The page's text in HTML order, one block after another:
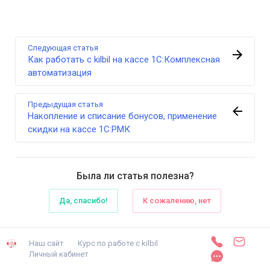
Предыдущая статья
Накопление и списание бонусов, применение
скидки на кассе 1С:РМК
Следующая статья
Как работать с kilbil на кассе 1С:Комплексная
автоматизация
Была ли статья полезна?
Да, спасибо! К сожалению, нет
Наш сайт
Курс по работе с kilbil
Личный кабинет